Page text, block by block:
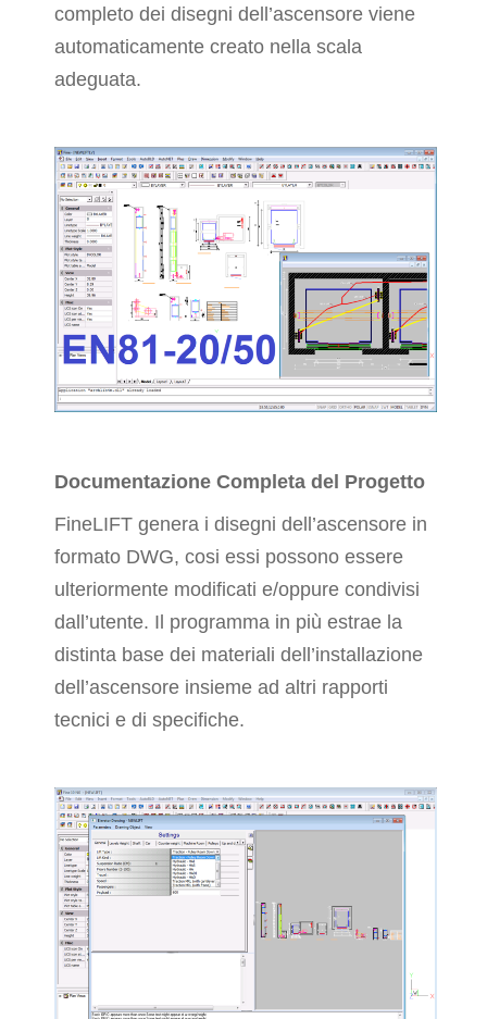
completo dei disegni dell’ascensore viene
automaticamente creato nella scala
adeguata.
Documentazione Completa del Progetto
FineLIFT genera i disegni dell’ascensore in
formato DWG, cosi essi possono essere
ulteriormente modificati e/oppure condivisi
dall’utente. Il programma in più estrae la
distinta base dei materiali dell’installazione
dell’ascensore insieme ad altri rapporti
tecnici e di specifiche.